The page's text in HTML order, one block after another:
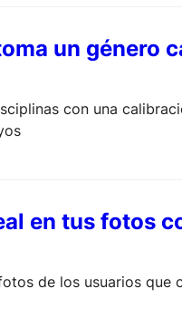
un género
con una
en tus fotos
de los usuarios